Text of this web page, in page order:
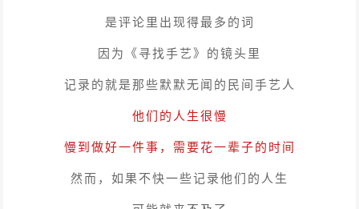
是评论里出现得最多的词
因为《寻找手艺》的镜头里
记录的就是那些默默无闻的民间手艺人
他们的人生很慢
慢到做好一件事，需要花一辈子的时间
然而，如果不快一些记录他们的人生